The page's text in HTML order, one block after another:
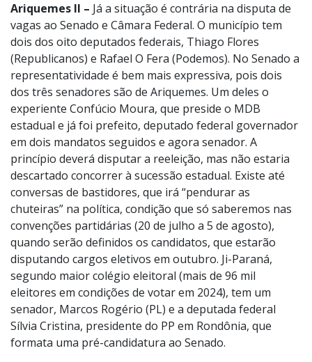
Ariquemes II – Já a situação é contrária na disputa de
vagas ao Senado e Câmara Federal. O município tem
dois dos oito deputados federais, Thiago Flores
(Republicanos) e Rafael O Fera (Podemos). No Senado a
representatividade é bem mais expressiva, pois dois
dos três senadores são de Ariquemes. Um deles o
experiente Confúcio Moura, que preside o MDB
estadual e já foi prefeito, deputado federal governador
em dois mandatos seguidos e agora senador. A
princípio deverá disputar a reeleição, mas não estaria
descartado concorrer à sucessão estadual. Existe até
conversas de bastidores, que irá “pendurar as
chuteiras” na política, condição que só saberemos nas
convenções partidárias (20 de julho a 5 de agosto),
quando serão definidos os candidatos, que estarão
disputando cargos eletivos em outubro. Ji-Paraná,
segundo maior colégio eleitoral (mais de 96 mil
eleitores em condições de votar em 2024), tem um
senador, Marcos Rogério (PL) e a deputada federal
Sílvia Cristina, presidente do PP em Rondônia, que
formata uma pré-candidatura ao Senado.